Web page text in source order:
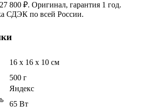
800 ₽. Оригинал, гарантия 1 год.
СДЭК по всей России.
16 x 16 x 10 см
500 г
Яндекс
65 Вт